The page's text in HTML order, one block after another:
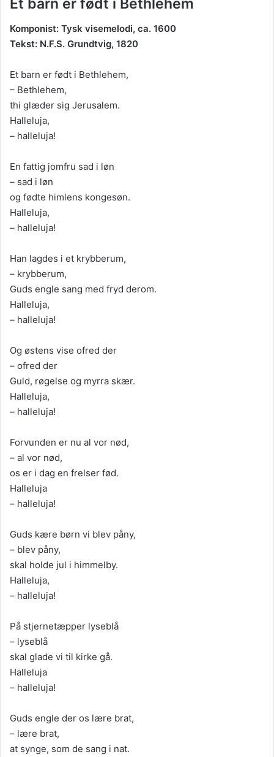
Et barn er født i Bethlehem
Komponist: Tysk visemelodi, ca. 1600
Tekst: N.F.S. Grundtvig, 1820
Et barn er født i Bethlehem,
– Bethlehem,
thi glæder sig Jerusalem.
Halleluja,
– halleluja!
En fattig jomfru sad i løn
– sad i løn
og fødte himlens kongesøn.
Halleluja,
– halleluja!
Han lagdes i et krybberum,
– krybberum,
Guds engle sang med fryd derom.
Halleluja,
– halleluja!
Og østens vise ofred der
– ofred der
Guld, røgelse og myrra skær.
Halleluja,
– halleluja!
Forvunden er nu al vor nød,
– al vor nød,
os er i dag en frelser fød.
Halleluja
– halleluja!
Guds kære børn vi blev påny,
– blev påny,
skal holde jul i himmelby.
Halleluja,
– halleluja!
På stjernetæpper lyseblå
– lyseblå
skal glade vi til kirke gå.
Halleluja
– halleluja!
Guds engle der os lære brat,
– lære brat,
at synge, som de sang i nat.